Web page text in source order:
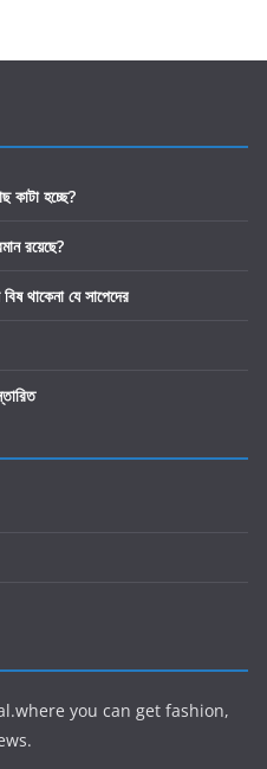
কাটা হচ্ছে?
রয়েছে?
থাকেনা যে সাপেদের
you can get fashion,